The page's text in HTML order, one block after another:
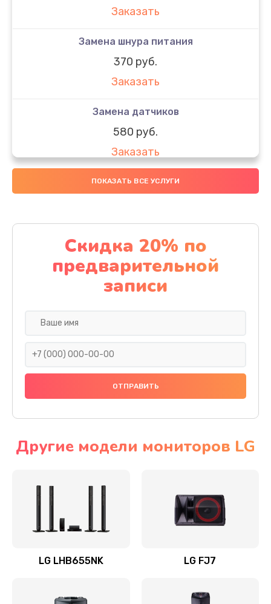
Заказать
Замена шнура питания
370 руб.
Заказать
Замена датчиков
580 руб.
Заказать
Комплексная чистка
Заказать
Замена дисплея (экрана)
2000 руб.
Заказать
Ремонт платы электроники
Прошивка
Ремонт / замена кнопок, клавиш, индикаторов,
ПОКАЗАТЬ ВСЕ УСЛУГИ
Скидка 20% по
предварительной
записи
Другие модели мониторов LG
LG LHB655NK LG FJ7